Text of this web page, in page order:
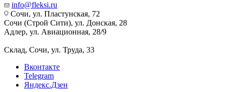
info@fleksi.ru
Сочи, ул. Пластунская, 72
Сочи (Строй Сити), ул. Донская, 28
Адлер, ул. Авиационная, 28/9
Склад, Сочи, ул. Труда, 33
Вконтакте
Telegram
Яндекс.Дзен